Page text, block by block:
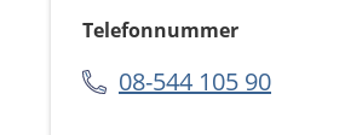
Telefonnummer
08-544 105 90